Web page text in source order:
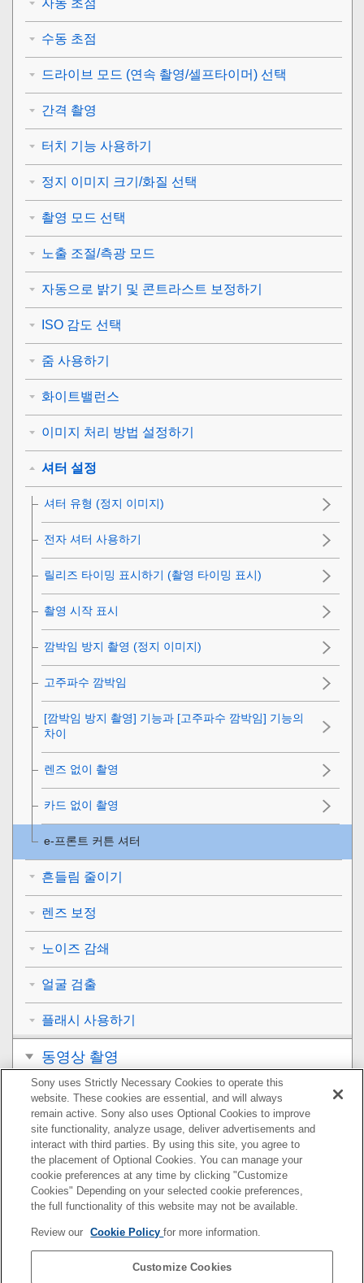
수동 초점
드라이브 모드 (연속 촬영/셀프타이머) 선택
간격 촬영
터치 기능 사용하기
정지 이미지 크기/화질 선택
촬영 모드 선택
노출 조절/측광 모드
자동으로 밝기 및 콘트라스트 보정하기
ISO 감도 선택
줌 사용하기
화이트밸런스
이미지 처리 방법 설정하기
셔터 설정
셔터 유형 (정지 이미지)
전자 셔터 사용하기
릴리즈 타이밍 표시하기 (촬영 타이밍 표시)
촬영 시작 표시
깜박임 방지 촬영 (정지 이미지)
고주파수 깜박임
[깜박임 방지 촬영] 기능과 [고주파수 깜박임] 기능의
차이
렌즈 없이 촬영
카드 없이 촬영
e-프론트 커튼 셔터
흔들림 줄이기
렌즈 보정
노이즈 감쇄
얼굴 검출
플래시 사용하기
동영상 촬영
보기
카메라의 사용자 설정
네트워크 기능 사용하기
컴퓨터 사용하기
MENU 항목 목록
사전 주의 사항/본 제품
Sony uses Strictly Necessary Cookies to operate this
website. These cookies are essential, and will always
remain active. Sony also uses Optional Cookies to improve
site functionality, analyze usage, deliver advertisements and
interact with third parties. By using this site, you agree to
the placement of Optional Cookies. You can manage your
cookie preferences at any time by clicking "Customize
Cookies" Depending on your selected cookie preferences,
the full functionality of this website may not be available.
Review our Cookie Policyfor more information.
Customize Cookies